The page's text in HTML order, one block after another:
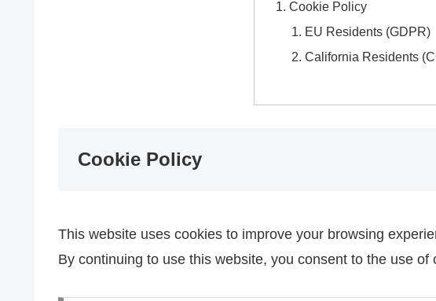
Cookie Policy
EU Residents (GDPR)
California Residents
Cookie Policy
This website uses cookies to improve your browsing
By continuing to use this website, you consent to the use